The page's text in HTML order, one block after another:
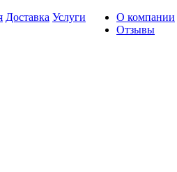
Доставка Услуги
О компании
Отзывы